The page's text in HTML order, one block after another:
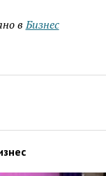
в Бизнес